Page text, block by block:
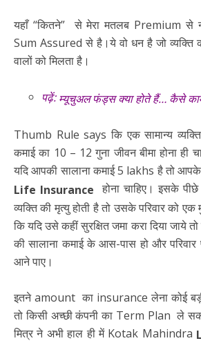
यहाँ “कितने” से मेरा मतलब Premium से
Sum Assured से है।ये वो धन है जो व्यक्ति
वालों को मिलता है।
पढ़ें:म्यूचुअल फंड्स क्या होते हैं… कैसे
Thumb Rule says कि एक सामान्य
कमाई का 10 – 12 गुना जीवन बीमा होना ही
यदि आपकी सालाना कमाई 5 lakhs है तो
Life Insurance होना चाहिए। इसके
व्यक्ति की मृत्यु होती है तो उसके परिवार को
कि यदि उसे कहीं सुरक्षित जमा करा दिया जाये
की सालाना कमाई के आस-पास हो और
आने पाए।
इतने amount का insurance लेना कोई
तो किसी अच्छी कंपनी का Term Plan ले
मित्र ने अभी हाल ही में Kotak Mahindra